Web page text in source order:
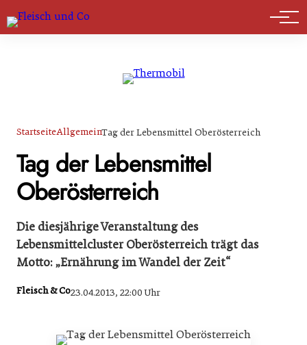
Marktführer
StartseiteAllgemeinTag der Lebensmittel Oberösterreich
Tag der Lebensmittel
Oberösterreich
Die diesjährige Veranstaltung des
Lebensmittelcluster Oberösterreich trägt das
Motto: „Ernährung im Wandel der Zeit“
Fleisch & Co23.04.2013, 22:00 Uhr